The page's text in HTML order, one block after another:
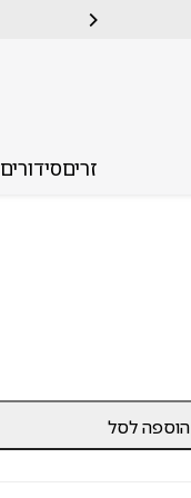
זריםסידורים
הוספה לסל